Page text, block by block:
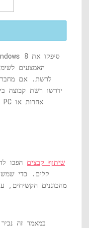
האמצעים
לרשת. אם
ידרשו רשת קבוצה
שיתוף קבצים הפכו
קלים. כדי
מהכוננים הקשיחים,
במאמר זה